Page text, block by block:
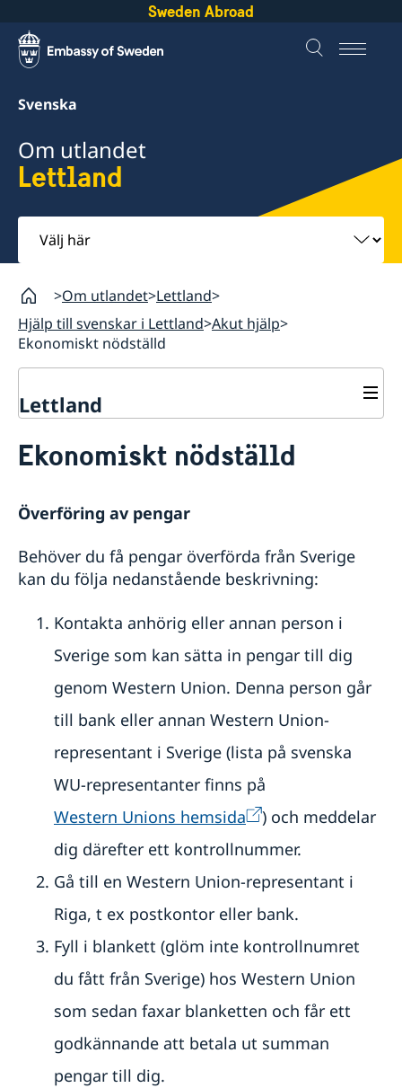
Sweden Abroad
Svenska
Om utlandet
Lettland
Välj
här
Om utlandet Lettland
Hjälp till svenskar i Lettland Akut hjälp
Ekonomiskt nödställd
Lettland
Hjälp till svenskar i Lettland
Akut hjälp
Om du blir sjuk eller råkar ut för en olycka
Juridisk hjälp i utlandet
Larmcentraler
Förlust av pass
Förnyelse av pass för vuxna
Provisoriskt pass
Nationellt ID-kort
Samordningsnummer
Namnändring
Hjälp kring medborgarskap
Om svenskt medborgarskap
Dubbelt medborgarskap
Gifta sig utomlands
Registrera nyfödd utomlands
Organisationer och skolor
Svenska Handelskammaren i Lettland
Svenskar i Världen
Studera i Lettland
Pensions- och levnadsintyg
Registerutdrag och personbevis
Förnyelse av körkort
Fordonsskatt
Avgifter
Reseinformation
Ambassadens reseinformation
Turistpolisen i Riga
Allmänna säkerhetsläget
Terrorism
Naturförhållanden och katastrofer
Frihetsberövad i utlandet
Service för svenska företag
Anmäla handelshinder
Ekonomiskt nödställd
Överföring av pengar
Behöver du få pengar överförda från Sverige
kan du följa nedanstående beskrivning:
Kontakta anhörig eller annan person i
Sverige som kan sätta in pengar till dig
genom Western Union. Denna person går
till bank eller annan Western Union-
representant i Sverige (lista på svenska
WU-representanter finns på
Western Unions hemsida
) och meddelar
dig därefter ett kontrollnummer.
Gå till en Western Union-representant i
Riga, t ex postkontor eller bank.
Fyll i blankett (glöm inte kontrollnumret
du fått från Sverige) hos Western Union
som sedan faxar blanketten och får ett
godkännande att betala ut summan
pengar till dig.